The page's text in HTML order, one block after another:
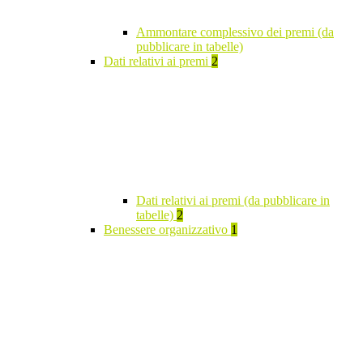
Ammontare complessivo dei premi (da
pubblicare in tabelle)
Dati relativi ai premi 2
Dati relativi ai premi (da pubblicare in
tabelle) 2
Benessere organizzativo 1